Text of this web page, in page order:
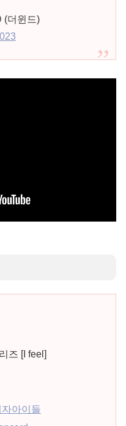
(더윈드)
즈 [I feel]
아이들